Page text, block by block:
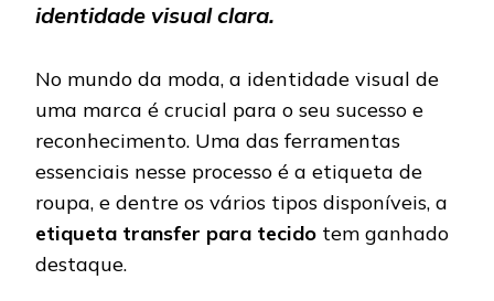
identidade visual clara.
No mundo da moda, a identidade visual de
uma marca é crucial para o seu sucesso e
reconhecimento. Uma das ferramentas
essenciais nesse processo é a etiqueta de
roupa, e dentre os vários tipos disponíveis, a
etiqueta transfer para tecido tem ganhado
destaque.